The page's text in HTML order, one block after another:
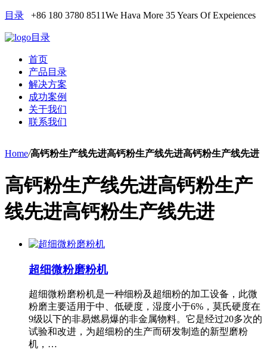
目录 +86 180 3780 8511We Hava More 35 Years Of Expeiences
目录
首页
产品目录
解决方案
成功案例
关于我们
联系我们
Home/高钙粉生产线先进高钙粉生产线先进高钙粉生产线先进
高钙粉生产线先进高钙粉生产
线先进高钙粉生产线先进
超细微粉磨粉机
超细微粉磨粉机是一种细粉及超细粉的加工设备，此微
粉磨主要适用于中、低硬度，湿度小于6%，莫氏硬度在
9级以下的非易燃易爆的非金属物料。它是经过20多次的
试验和改进，为超细粉的生产而研发制造的新型磨粉
机，…